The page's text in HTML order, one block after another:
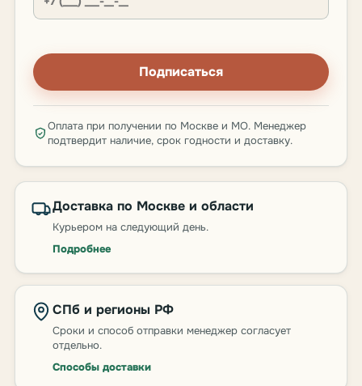
Подписаться
Оплата при получении по Москве и МО. Менеджер
подтвердит наличие, срок годности и доставку.
Доставка по Москве и области
Курьером на следующий день.
Подробнее
СПб и регионы РФ
Сроки и способ отправки менеджер согласует
отдельно.
Способы доставки